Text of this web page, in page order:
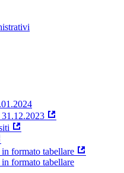
formato tabellare
formato tabellare